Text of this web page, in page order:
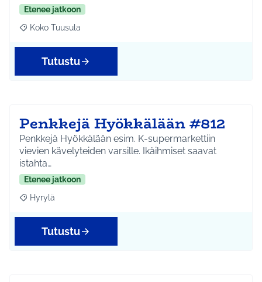
Etenee jatkoon
Rajaa tulokset aihepiirin mukaan: Koko Tuusula
Koko Tuusula
Tutustu
Penkkejä Hyökkälään #812
Penkkejä Hyökkälään esim. K-supermarkettiin
vievien kävelyteiden varsille. Ikäihmiset saavat
istahta…
Etenee jatkoon
Rajaa tulokset aihepiirin mukaan: Hyrylä
Hyrylä
Tutustu